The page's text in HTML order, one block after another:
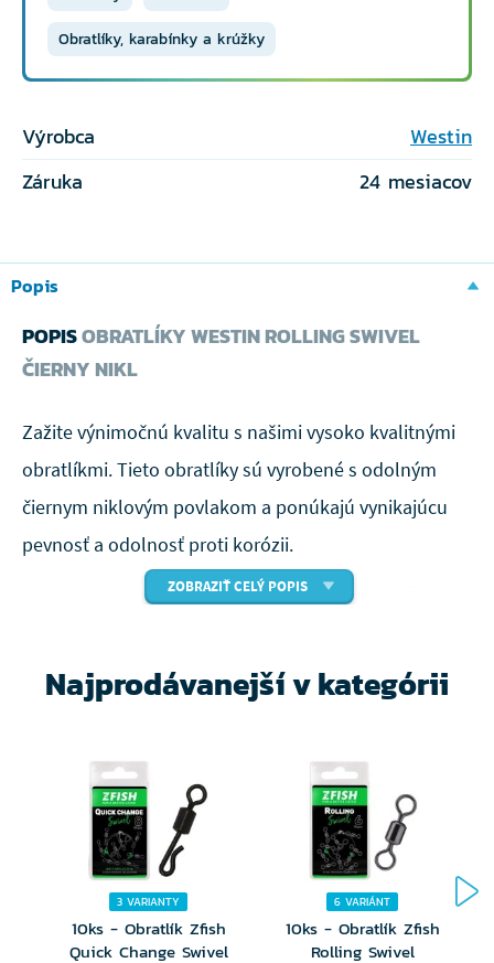
Obratlíky, karabínky a krúžky
Výrobca
Westin
Záruka
24 mesiacov
Popis
POPISOBRATLÍKY WESTIN ROLLING SWIVEL
ČIERNY NIKL
Zažite výnimočnú kvalitu s našimi vysoko kvalitnými
obratlíkmi. Tieto obratlíky sú vyrobené s odolným
čiernym niklovým povlakom a ponúkajú vynikajúcu
pevnosť a odolnosť proti korózii.
S deviatimi dostupnými veľkosťami, v rozmedzí od
pre vaše rybárske potreby.
a majú spoľahlivý výkon.
Obratlík skvelej kvality
Povrchová úprava - čierny nikel
K dispozícii v 9 veľkostiach (#14–#1/0)
ZOBRAZIŤ CELÝ POPIS
Najprodávanejší v kategórii
3 VARIANTY
10ks - Obratlík Zfish
Quick Change Swivel
6 VARIÁNT
10ks - Obratlík Zfish
Rolling Swivel